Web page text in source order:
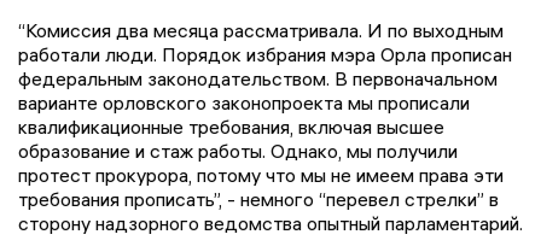
“Комиссия два месяца рассматривала. И по выходным
работали люди. Порядок избрания мэра Орла прописан
федеральным законодательством. В первоначальном
варианте орловского законопроекта мы прописали
квалификационные требования, включая высшее
образование и стаж работы. Однако, мы получили
протест прокурора, потому что мы не имеем права эти
требования прописать”, - немного “перевел стрелки” в
сторону надзорного ведомства опытный парламентарий.